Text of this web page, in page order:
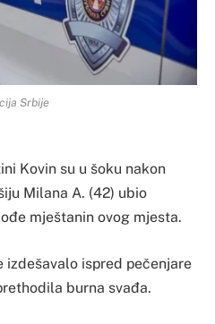
Srbije
Kovin su u šoku nakon
Milana A. (42) ubio
mještanin ovog mjesta.
izdešavalo ispred pečenjare
burna svađa.